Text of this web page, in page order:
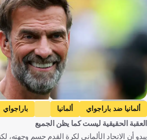
Getty Images
ألمانيا ضد باراجواي ألمانيا باراجواي
الإكوادور ضد ألمانيا
الإكوادور
العقبة الحقيقية ليست كما يظن الجميع
يبدو أن الاتحاد الألماني لكرة القدم حسم وجهته،